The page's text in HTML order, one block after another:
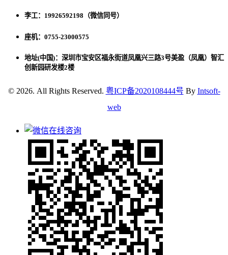
李工：19926592198（微信同号）
座机：0755-23000575
地址(中国)：深圳市宝安区福永街道凤凰兴三路3号美盈（凤凰）智汇
创新园研发楼2楼
© 2026. All Rights Reserved. 粤ICP备2020108444号 By Intsoft-
web